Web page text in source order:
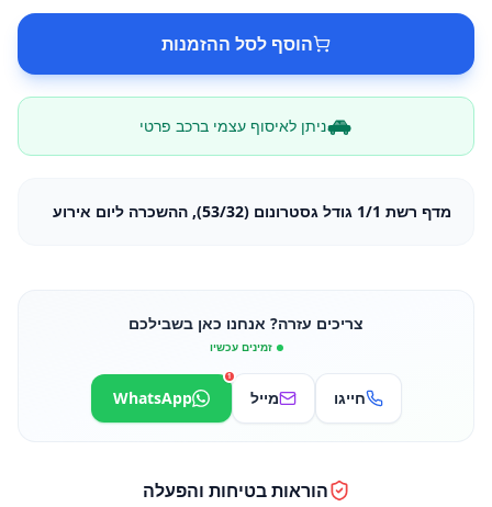
הוסף לסל ההזמנות
ניתן לאיסוף עצמי ברכב פרטי
מדף רשת 1/1 גודל גסטרונום (53/32), ההשכרה ליום אירוע
צריכים עזרה? אנחנו כאן בשבילכם
זמינים עכשיו
חייגו מייל WhatsApp
1
הוראות בטיחות והפעלה